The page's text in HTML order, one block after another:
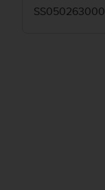
SS050263000